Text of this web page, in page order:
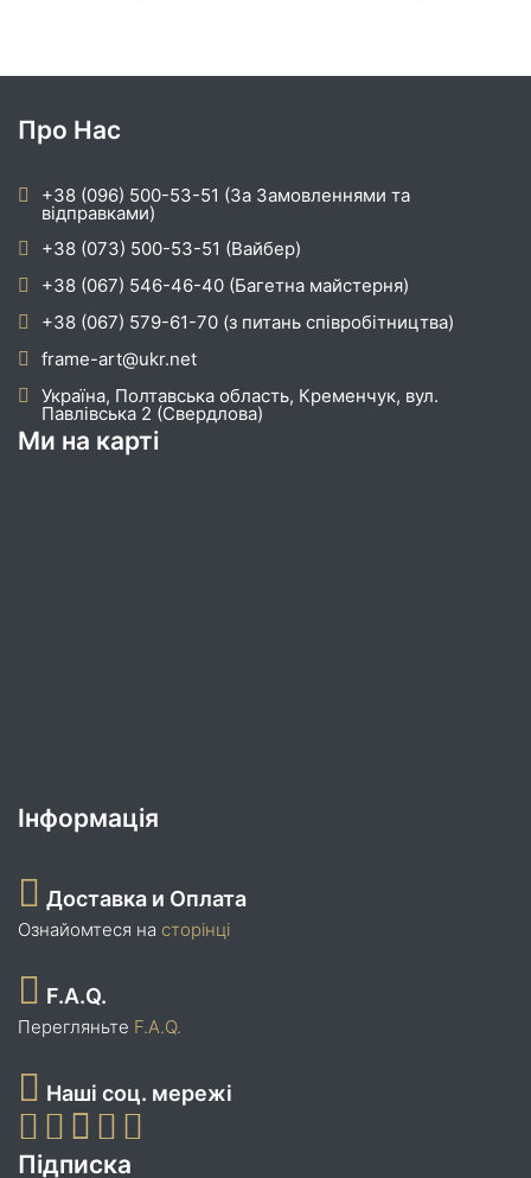
Про Нас
+38 (096) 500-53-51 (За Замовленнями та
відправками)
+38 (073) 500-53-51 (Вайбер)
+38 (067) 546-46-40 (Багетна майстерня)
+38 (067) 579-61-70 (з питань співробітництва)
frame-art@ukr.net
Україна, Полтавська область, Кременчук, вул.
Павлівська 2 (Свердлова)
Ми на карті
Інформація
Доставка и Оплата
Ознайомтеся на сторінці
F.A.Q.
Перегляньте F.A.Q.
Наші соц. мережі
Підписка